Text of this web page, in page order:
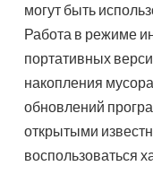
могут быть
Работа в режиме
портативных
накопления
обновлений
открытыми
воспользоваться